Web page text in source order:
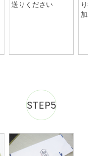
送りください
STEP5